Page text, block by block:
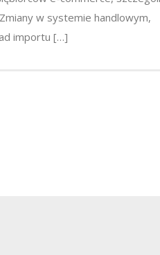
w systemie handlowym,
importu […]